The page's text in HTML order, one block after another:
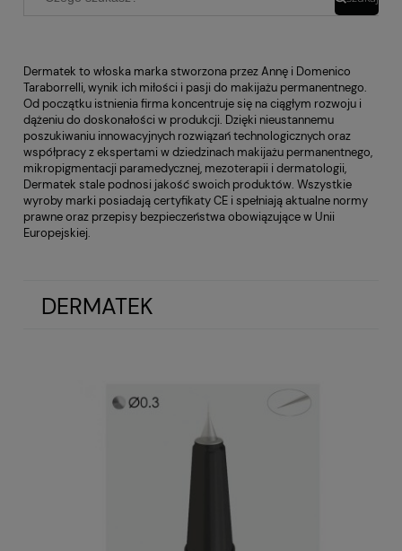
Dermatek to włoska marka stworzona przez Annę i Domenico
Taraborrelli, wynik ich miłości i pasji do makijażu permanentnego.
Od początku istnienia firma koncentruje się na ciągłym rozwoju i
dążeniu do doskonałości w produkcji. Dzięki nieustannemu
poszukiwaniu innowacyjnych rozwiązań technologicznych oraz
współpracy z ekspertami w dziedzinach makijażu permanentnego,
mikropigmentacji paramedycznej, mezoterapii i dermatologii,
Dermatek stale podnosi jakość swoich produktów. Wszystkie
wyroby marki posiadają certyfikaty CE i spełniają aktualne normy
prawne oraz przepisy bezpieczeństwa obowiązujące w Unii
Europejskiej.
DERMATEK